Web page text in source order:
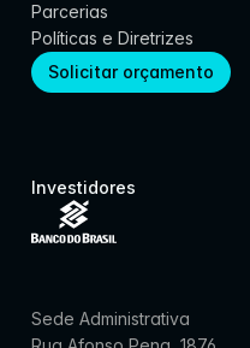
Sede Administrativa
Parcerias
Políticas e Diretrizes
Solicitar orçamento
Investidores